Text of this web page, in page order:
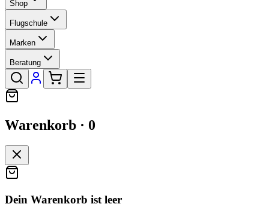
Shop
Flugschule
Marken
Beratung
Warenkorb · 0
Dein Warenkorb ist leer